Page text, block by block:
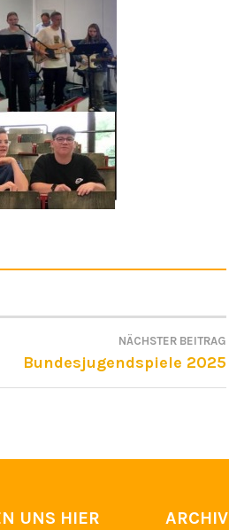
NÄCHSTER BEITRAG
Bundesjugendspiele 2025
UNS HIER ARCHIV